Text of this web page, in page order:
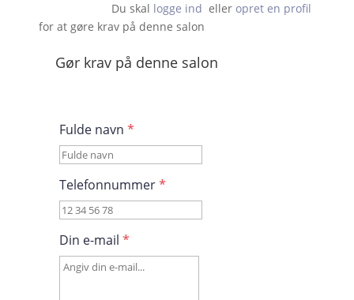
Du skal logge ind eller opret en profil
for at gøre krav på denne salon
Gør krav på denne salon
Fulde navn *
Telefonnummer*
Din e-mail *